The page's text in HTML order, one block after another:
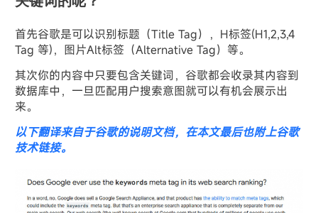
首先谷歌是可以识别标题（Title Tag），H标签(H1,2,3,4
Tag 等)，图片Alt标签（Alternative Tag）等。
其次你的内容中只要包含关键词，谷歌都会收录其内容到
数据库中，一旦匹配用户搜索意图就可以有机会展示出
来。
以下翻译来自于谷歌的说明文档，在本文最后也附上谷歌
技术链接。